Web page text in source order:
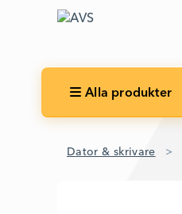
Alla produkter
Dator & skrivare